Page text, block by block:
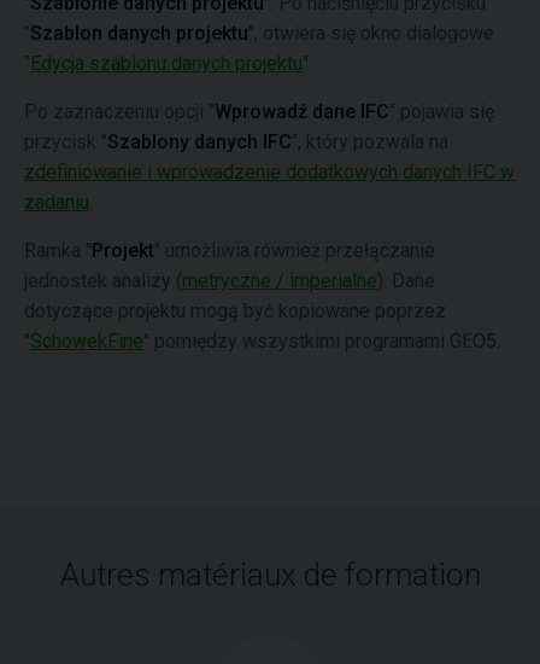
"Szablon danych projektu", otwiera się okno dialogowe
"Edycja szablonu danych projektu".
Po zaznaczeniu opcji "Wprowadź dane IFC" pojawia się
przycisk "Szablony danych IFC", który pozwala na
zdefiniowanie i wprowadzenie dodatkowych danych IFC w
zadaniu
Ramka "Projekt" umożliwia również przełączanie
jednostek analizy ( metryczne / imperialne). Dane
dotyczące projektu mogą być kopiowane poprzez
"SchowekFine" pomiędzy wszystkimi programami GEO5.
Autres matériaux de formation